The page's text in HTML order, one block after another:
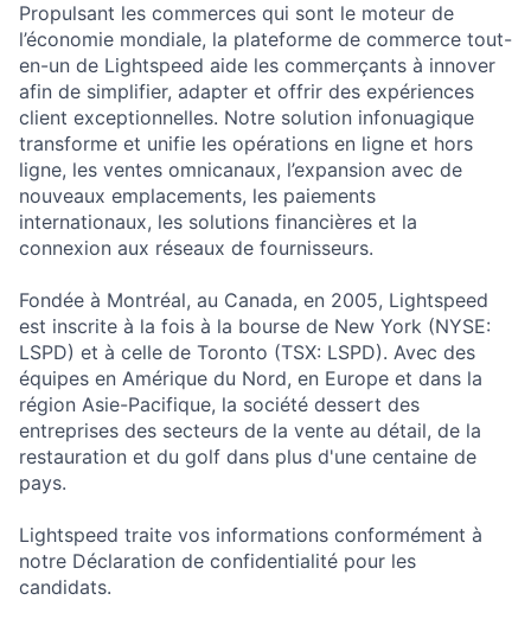
Propulsant les commerces qui sont le moteur de
l’économie mondiale, la plateforme de commerce tout-
en-un de Lightspeed aide les commerçants à innover
afin de simplifier, adapter et offrir des expériences
client exceptionnelles. Notre solution infonuagique
transforme et unifie les opérations en ligne et hors
ligne, les ventes omnicanaux, l’expansion avec de
nouveaux emplacements, les paiements
internationaux, les solutions financières et la
connexion aux réseaux de fournisseurs.
Fondée à Montréal, au Canada, en 2005, Lightspeed
est inscrite à la fois à la bourse de New York (NYSE:
LSPD) et à celle de Toronto (TSX: LSPD). Avec des
équipes en Amérique du Nord, en Europe et dans la
région Asie-Pacifique, la société dessert des
entreprises des secteurs de la vente au détail, de la
restauration et du golf dans plus d'une centaine de
pays.
Lightspeed traite vos informations conformément à
notre Déclaration de confidentialité pour les
candidats.